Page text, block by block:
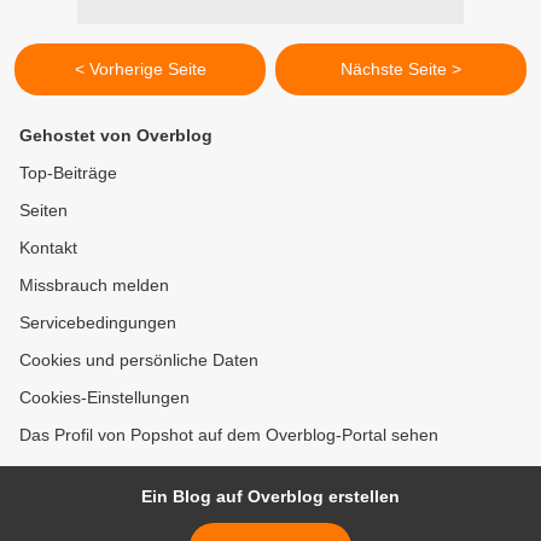
< Vorherige Seite Nächste Seite >
Gehostet von Overblog
Top-Beiträge
Seiten
Kontakt
Missbrauch melden
Servicebedingungen
Cookies und persönliche Daten
Cookies-Einstellungen
Das Profil von Popshot auf dem Overblog-Portal sehen
Ein Blog auf Overblog erstellen